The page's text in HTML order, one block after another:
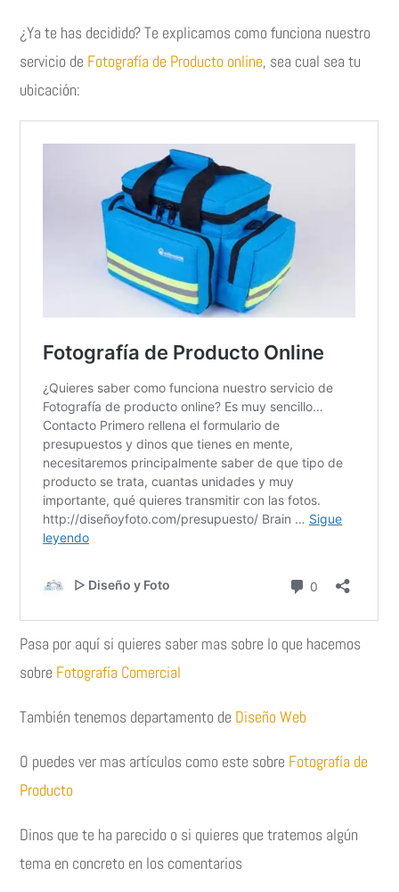
¿Ya te has decidido? Te explicamos como funciona nuestro
servicio de Fotografía de Producto online, sea cual sea tu
ubicación:
Pasa por aquí si quieres saber mas sobre lo que hacemos
sobre Fotografía Comercial
También tenemos departamento de Diseño Web
O puedes ver mas artículos como este sobre Fotografía de
Producto
Dinos que te ha parecido o si quieres que tratemos algún
tema en concreto en los comentarios